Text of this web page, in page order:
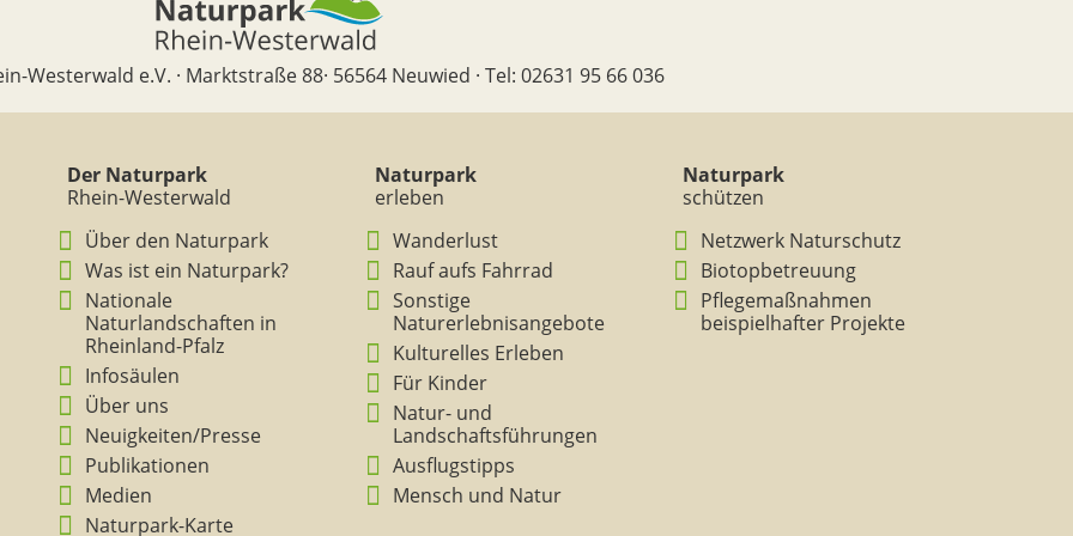
Westerwald e.V. · Marktstraße 88· 56564 Neuwied · Tel: 02631 95 66 036
Der Naturpark
Rhein-Westerwald
Über den Naturpark
Was ist ein Naturpark?
Nationale
Naturlandschaften in
Rheinland-Pfalz
Infosäulen
Über uns
Neuigkeiten/Presse
Publikationen
Medien
Naturpark-Karte
Naturpark
erleben
Wanderlust
Rauf aufs Fahrrad
Sonstige
Naturerlebnisangebote
Kulturelles Erleben
Für Kinder
Natur- und
Landschaftsführungen
Ausflugstipps
Mensch und Natur
Naturpark
schützen
Netzwerk Naturschutz
Biotopbetreuung
Pflegemaßnahmen
beispielhafter Projekte